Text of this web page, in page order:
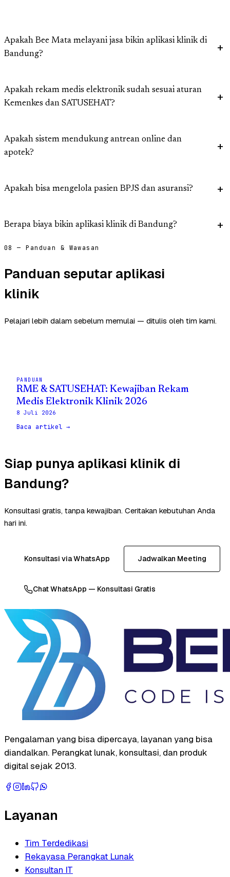
Apakah Bee Mata melayani jasa bikin aplikasi klinik di
Bandung?
Apakah rekam medis elektronik sudah sesuai aturan
Kemenkes dan SATUSEHAT?
Apakah sistem mendukung antrean online dan
apotek?
Apakah bisa mengelola pasien BPJS dan asuransi?
Berapa biaya bikin aplikasi klinik di Bandung?
08 — Panduan & Wawasan
Panduan seputar aplikasi
klinik
Pelajari lebih dalam sebelum memulai — ditulis oleh tim kami.
PANDUAN
RME & SATUSEHAT: Kewajiban Rekam
Medis Elektronik Klinik 2026
8 Juli 2026
Baca artikel →
Siap punya aplikasi klinik di
Bandung?
Konsultasi gratis, tanpa kewajiban. Ceritakan kebutuhan Anda
hari ini.
Konsultasi via WhatsApp Jadwalkan Meeting
Chat WhatsApp — Konsultasi Gratis
Pengalaman yang bisa dipercaya, layanan yang bisa
diandalkan. Perangkat lunak, konsultasi, dan produk
digital sejak 2013.
Layanan
Tim Terdedikasi
Rekayasa Perangkat Lunak
Konsultan IT